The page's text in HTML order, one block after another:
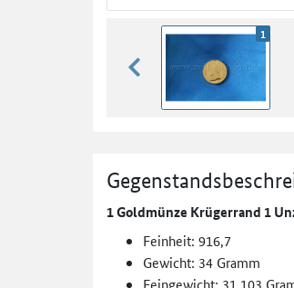
zurück blättern
1
1 Goldmünze Krügerrand 1
Feinheit: 916,7
Gewicht: 34 Gramm
Feingewicht: 31,103